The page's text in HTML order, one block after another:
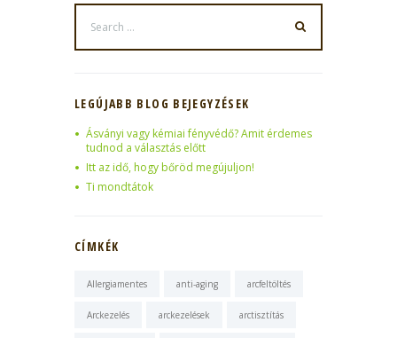
LEGÚJABB BLOG BEJEGYZÉSEK
Ásványi vagy kémiai fényvédő? Amit érdemes
tudnod a választás előtt
Itt az idő, hogy bőröd megújuljon!
Ti mondtátok
CÍMKÉK
Allergiamentes anti-aging arcfeltöltés
Arckezelés arckezelések arctisztítás